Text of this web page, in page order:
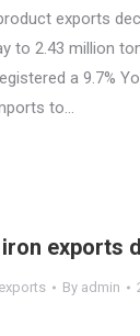
exports
to 2.43 million
a 9.7%
to…
exports
By admin